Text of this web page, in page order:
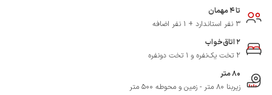
تا 4 مهمان
3 نفر استاندارد + 1 نفر اضافه
2 اتاق‌خواب
2 تخت یک‌نفره و 1 تخت دونفره
80 متر
زیربنا 80 متر - زمین و محوطه 500 متر